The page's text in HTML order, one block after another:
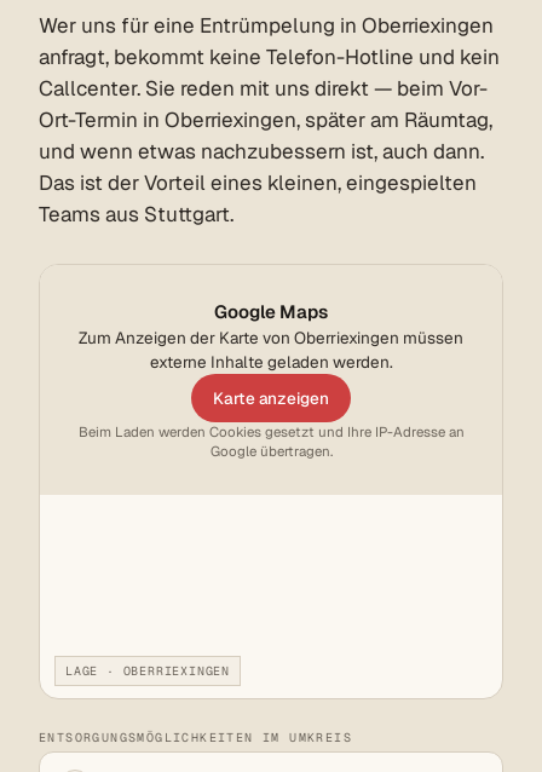
Wer uns für eine Entrümpelung in Oberriexingen
anfragt, bekommt keine Telefon-Hotline und kein
Callcenter. Sie reden mit uns direkt — beim Vor-
Ort-Termin in Oberriexingen, später am Räumtag,
und wenn etwas nachzubessern ist, auch dann.
Das ist der Vorteil eines kleinen, eingespielten
Teams aus Stuttgart.
Google Maps
Zum Anzeigen der Karte von Oberriexingen müssen
externe Inhalte geladen werden.
Karte anzeigen
Beim Laden werden Cookies gesetzt und Ihre IP-Adresse an
Google übertragen.
LAGE · OBERRIEXINGEN
ENTSORGUNGSMÖGLICHKEITEN IM UMKREIS